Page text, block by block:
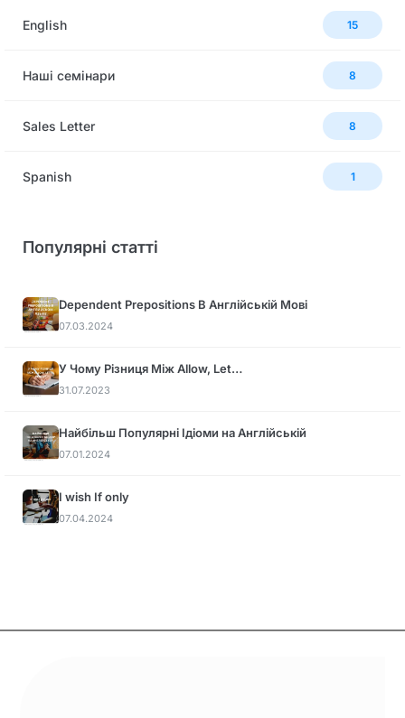
English 15
Наші семінари 8
Sales Letter 8
Spanish 1
Популярні статті
Dependent Prepositions В Англійській Мові
07.03.2024
У Чому Різниця Між Allow, Let…
31.07.2023
Найбільш Популярні Ідіоми на Англійській
07.01.2024
I wish If only
07.04.2024